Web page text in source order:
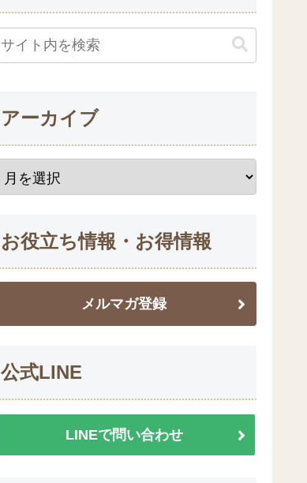
アーカイブ
お役立ち情報・お得情報
メルマガ登録
公式LINE
LINEで問い合わせ